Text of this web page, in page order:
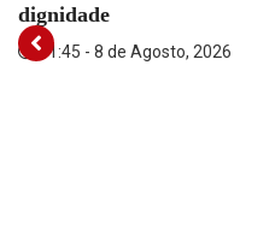
dignidade
11:45 - 8 de Agosto, 2026